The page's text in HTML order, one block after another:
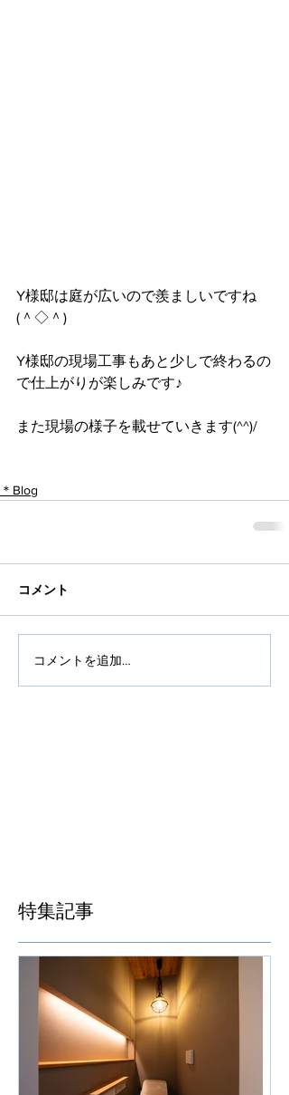
Y様邸は庭が広いので羨ましいですね
(＾◇＾)
Y様邸の現場工事もあと少しで終わるの
で仕上がりが楽しみです♪
また現場の様子を載せていきます(^^)/
＊Blog
コメント
コメントを追加…
特集記事